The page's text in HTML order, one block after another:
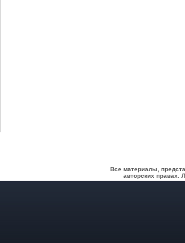
Все материалы,
авторских правах.